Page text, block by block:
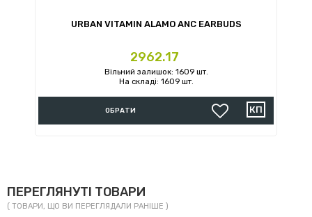
URBAN VITAMIN ALAMO ANC EARBUDS
Ціна
2962.17
Вільний залишок: 1609 шт.
На складі: 1609 шт.
ОБРАТИ
ПЕРЕГЛЯНУТІ ТОВАРИ
( ТОВАРИ, ЩО ВИ ПЕРЕГЛЯДАЛИ РАНІШЕ )